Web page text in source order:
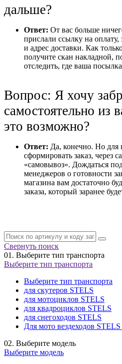
дальше?
Ответ: От вас больше
прислали ссылку на оплату,
и адрес доставки. Как
получите скан накладной,
отследить, где ваша
Вопрос: Я хочу
самостоятельно из
это возможно?
Ответ: Да, конечно. Но для
сформировать заказ, через
«самовывоз». Дождаться
менеджеров о готовности
магазина вам достаточно
заказа, который заранее
Свернуть поиск
01. Выберите тип транспорта
Выберите тип транспорта
Выберите тип транспорта
для скутеров STELS
для мотоциклов STELS
для квадроциклов STELS
для снегоходов STELS
Для мото вездеходов
02. Выберите модель
Выберите модель